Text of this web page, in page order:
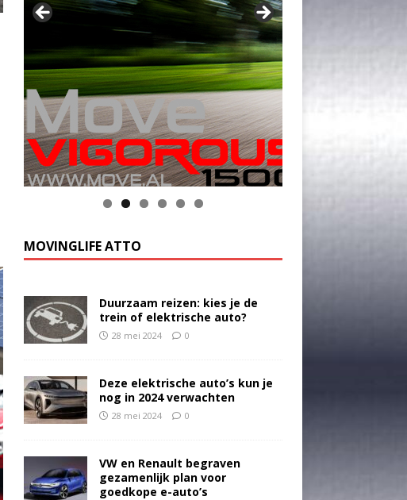
MOVINGLIFE ATTO
Duurzaam reizen: kies je de
trein of elektrische auto?
28 mei 2024 0
Deze elektrische auto’s kun je
nog in 2024 verwachten
28 mei 2024 0
VW en Renault begraven
gezamenlijk plan voor
goedkope e-auto’s